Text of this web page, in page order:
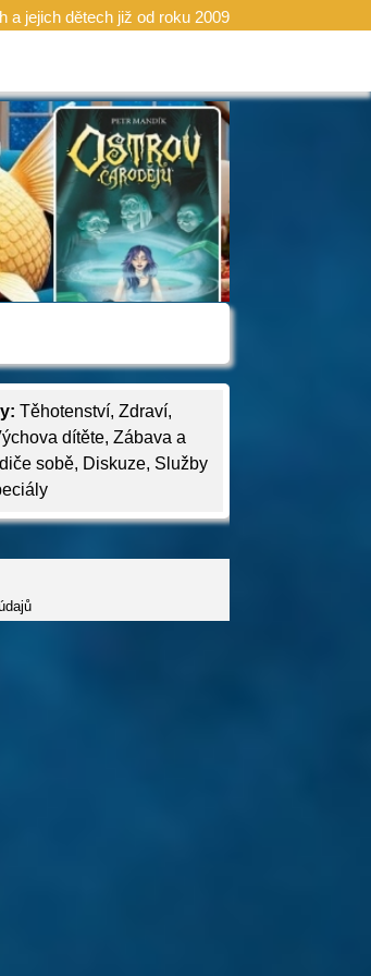
a jejich dětech již od roku 2009
Těhotenství, Zdraví,
dítěte, Zábava a
sobě, Diskuze, Služby